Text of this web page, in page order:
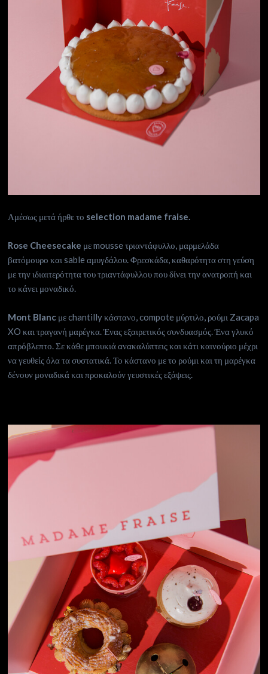
Αμέσως μετά ήρθε το selection madame fraise.
Rose Cheesecake με mousse τριαντάφυλλο, μαρμελάδα
βατόμουρο και sable αμυγδάλου. Φρεσκάδα, καθαρότητα στη γεύση
με την ιδιαιτερότητα του τριαντάφυλλου που δίνει την ανατροπή και
το κάνει μοναδικό.
Mont Blanc με chantilly κάστανο, compote μύρτιλο, ρούμι Zacapa
XO και τραγανή μαρέγκα. Ένας εξαιρετικός συνδυασμός. Ένα γλυκό
απρόβλεπτο. Σε κάθε μπουκιά ανακαλύπτεις και κάτι καινούριο μέχρι
να γευθείς όλα τα συστατικά. Το κάστανο με το ρούμι και τη μαρέγκα
δένουν μοναδικά και προκαλούν γευστικές εξάψεις.